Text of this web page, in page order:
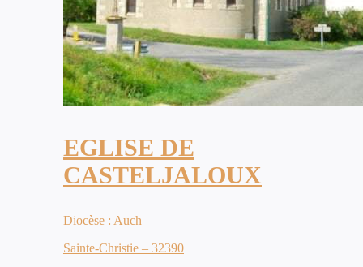
EGLISE DE
CASTELJALOUX
Diocèse : Auch
Sainte-Christie – 32390